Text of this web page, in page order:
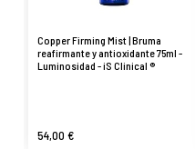
Copper Firming Mist | Bruma
reafirmante y antioxidante 75ml -
Luminosidad - iS Clinical ®
54,00 €